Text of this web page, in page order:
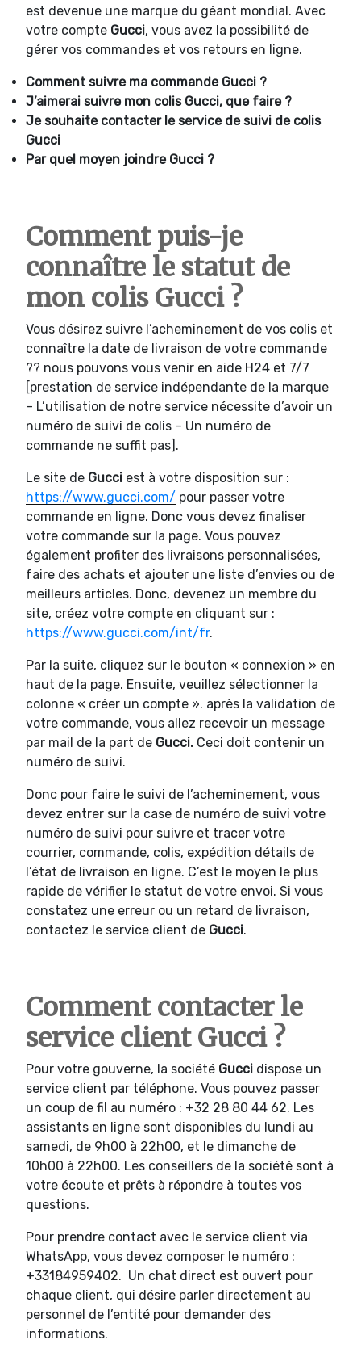
est devenue une marque du géant mondial. Avec
votre compte Gucci, vous avez la possibilité de
gérer vos commandes et vos retours en ligne.
Comment suivre ma commande Gucci ?
J’aimerai suivre mon colis Gucci, que faire ?
Je souhaite contacter le service de suivi de colis
Gucci
Par quel moyen joindre Gucci ?
Comment puis-je
connaître le statut de
mon colis Gucci ?
Vous désirez suivre l’acheminement de vos colis et
connaître la date de livraison de votre commande
?? nous pouvons vous venir en aide H24 et 7/7
[prestation de service indépendante de la marque
– L’utilisation de notre service nécessite d’avoir un
numéro de suivi de colis – Un numéro de
commande ne suffit pas].
Le site de Gucci est à votre disposition sur :
https://www.gucci.com/ pour passer votre
commande en ligne. Donc vous devez finaliser
votre commande sur la page. Vous pouvez
également profiter des livraisons personnalisées,
faire des achats et ajouter une liste d’envies ou de
meilleurs articles. Donc, devenez un membre du
site, créez votre compte en cliquant sur :
https://www.gucci.com/int/fr.
Par la suite, cliquez sur le bouton « connexion » en
haut de la page. Ensuite, veuillez sélectionner la
colonne « créer un compte ». après la validation de
votre commande, vous allez recevoir un message
par mail de la part de Gucci. Ceci doit contenir un
numéro de suivi.
Donc pour faire le suivi de l’acheminement, vous
devez entrer sur la case de numéro de suivi votre
numéro de suivi pour suivre et tracer votre
courrier, commande, colis, expédition détails de
l’état de livraison en ligne. C’est le moyen le plus
rapide de vérifier le statut de votre envoi. Si vous
constatez une erreur ou un retard de livraison,
contactez le service client de Gucci.
Comment contacter le
service client Gucci ?
Pour votre gouverne, la société Gucci dispose un
service client par téléphone. Vous pouvez passer
un coup de fil au numéro : +32 28 80 44 62. Les
assistants en ligne sont disponibles du lundi au
samedi, de 9h00 à 22h00, et le dimanche de
10h00 à 22h00. Les conseillers de la société sont à
votre écoute et prêts à répondre à toutes vos
questions.
Pour prendre contact avec le service client via
WhatsApp, vous devez composer le numéro :
+33184959402. Un chat direct est ouvert pour
chaque client, qui désire parler directement au
personnel de l’entité pour demander des
informations.